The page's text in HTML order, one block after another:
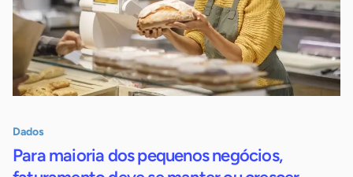
Dados
Para maioria dos pequenos negócios,